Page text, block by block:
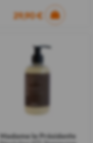
29,90 €
Madame la Présidente